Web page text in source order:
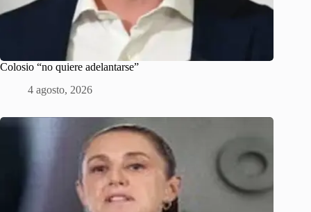
Colosio “no quiere adelantarse”
4 agosto, 2026